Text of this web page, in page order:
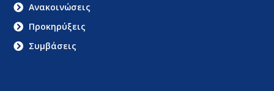
Ανακοινώσεις
Προκηρύξεις
Συμβάσεις